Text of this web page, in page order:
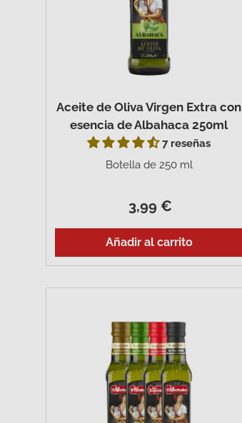
Aceite de Oliva Virgen Extra con
esencia de Albahaca 250ml
7 reseñas
Botella de 250 ml
3,99 €
Añadir al carrito